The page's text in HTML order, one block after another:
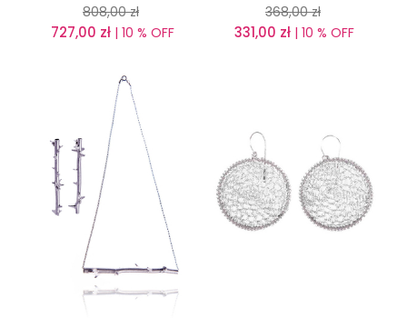
808,00 zł
727,00 zł| 10 % OFF
368,00 zł
331,00 zł | 10 % OFF